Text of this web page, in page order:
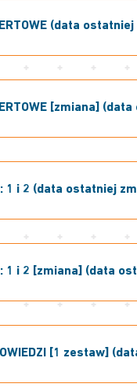
(data
[zmiana]
1 i 2 (data ostatniej
1 i 2 [zmiana] (data
[1 zestaw]